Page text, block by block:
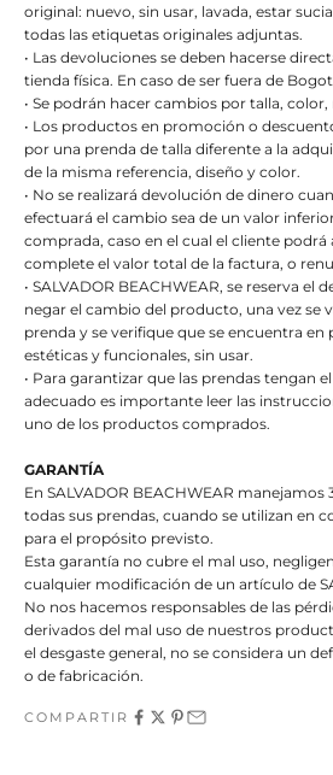
original: nuevo, sin usar, lavada, estar
todas las etiquetas originales adjuntas.
• Las devoluciones se deben hacerse
tienda física. En caso de ser fuera de
• Se podrán hacer cambios por talla,
• Los productos en promoción o
por una prenda de talla diferente a la
de la misma referencia, diseño y color.
• No se realizará devolución de dinero
efectuará el cambio sea de un valor
comprada, caso en el cual el cliente
complete el valor total de la factura, o
• SALVADOR BEACHWEAR, se reserva el
negar el cambio del producto, una vez se
prenda y se verifique que se encuentra
estéticas y funcionales, sin usar.
• Para garantizar que las prendas tengan
adecuado es importante leer las
uno de los productos comprados.
GARANTÍA
En SALVADOR BEACHWEAR manejamos
todas sus prendas, cuando se utilizan en
para el propósito previsto.
Esta garantía no cubre el mal uso,
cualquier modificación de un artículo de
No nos hacemos responsables de las
derivados del mal uso de nuestros
el desgaste general, no se considera un
o de fabricación.
COMPARTIR